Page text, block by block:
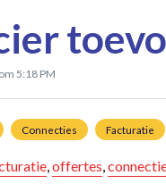
5:18 PM
Connecties Facturatie
,offertes,